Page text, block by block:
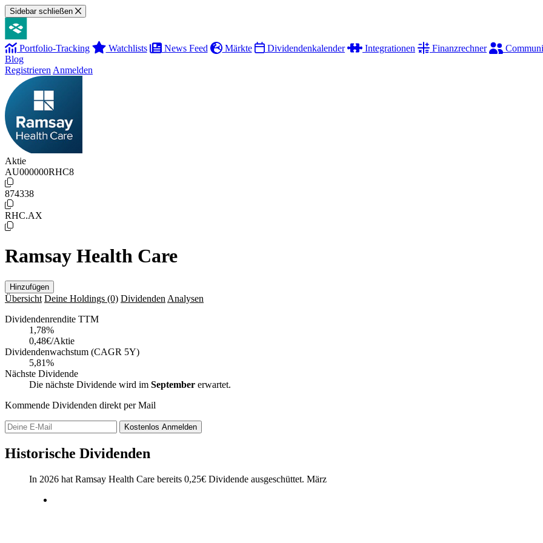
Sidebar schließen
Portfolio-Tracking Watchlists News Feed Märkte Dividendenkalender Integrationen Finanzrechner
Blog
Registrieren Anmelden
Aktie
AU000000RHC8
874338
RHC.AX
Ramsay Health Care
Hinzufügen
Übersicht Deine Holdings (0) Dividenden Analysen
Dividendenrendite TTM
1,78%
0,48€/Aktie
Dividendenwachstum (CAGR 5Y)
5,81%
Nächste Dividende
Die nächste Dividende wird im September erwartet.
Kommende Dividenden direkt per Mail
Kostenlos Anmelden
Historische Dividenden
In 2026 hat Ramsay Health Care bereits 0,25€ Dividende ausgeschüttet. März